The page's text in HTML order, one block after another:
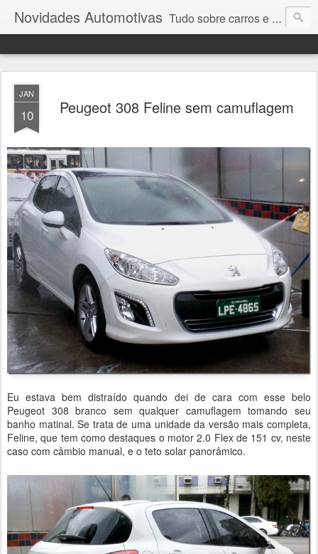
Novidades Automotivas Tudo sobre carros e motores
JAN
10 Peugeot 308 Feline sem camuflagem
Eu estava bem distraído quando dei de cara com esse belo
Peugeot 308 branco sem qualquer camuflagem tomando seu
banho matinal. Se trata de uma unidade da versão mais completa,
Feline, que tem como destaques o motor 2.0 Flex de 151 cv, neste
caso com câmbio manual, e o teto solar panorâmico.